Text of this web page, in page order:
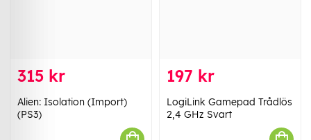
315 kr
Alien: Isolation (Import)
(PS3)
197 kr
LogiLink Gamepad Trådlös
2,4 GHz Svart